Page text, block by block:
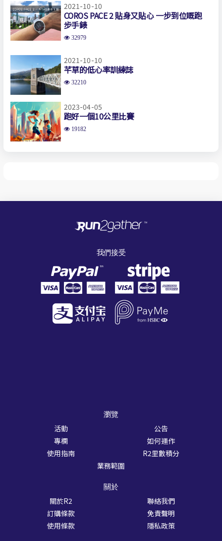
2021-10-10
COROS PACE 2 貼身又貼心 一步到位嘅跑
步手錶
32979
2021-10-10
芊草的低心率訓練誌
32210
2023-04-05
跑好一個10公里比賽
19182
我們接受
瀏覽
活動
公告
專欄
如何運作
使用指南
R2里數積分
業務範圍
關於
關於R2
聯絡我們
訂購條款
免責聲明
使用條款
隱私政策